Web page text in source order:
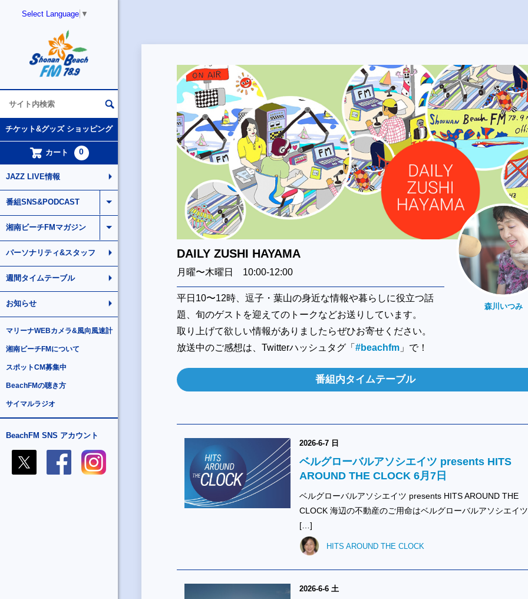
Select Language ▼
チケット&グッズ ショッピング
カート 0
JAZZ LIVE情報
番組SNS&PODCAST
湘南ビーチFMマガジン
パーソナリティ&スタッフ
週間タイムテーブル
お知らせ
マリーナWEBカメラ&風向風速計
湘南ビーチFMについて
スポットCM募集中
BeachFMの聴き方
サイマルラジオ
BeachFM SNS アカウント
DAILY ZUSHI HAYAMA
月曜〜木曜日 10:00-12:00
森川いつみ
平日10〜12時、逗子・葉山の身近な情報や暮らしに役立つ話
題、旬のゲストを迎えてのトークなどお送りしています。
取り上げて欲しい情報がありましたらぜひお寄せください。
放送中のご感想は、Twitterハッシュタグ「 #beachfm 」で！
番組内タイムテーブル
2026-6-7 日
ベルグローバルアソシエイツ presents HITS
AROUND THE CLOCK 6月7日
ベルグローバルアソシエイツ presents HITS AROUND THE
CLOCK 海辺の不動産のご用命はベルグローバルアソシエイツ
[…]
HITS AROUND THE CLOCK
2026-6-6 土